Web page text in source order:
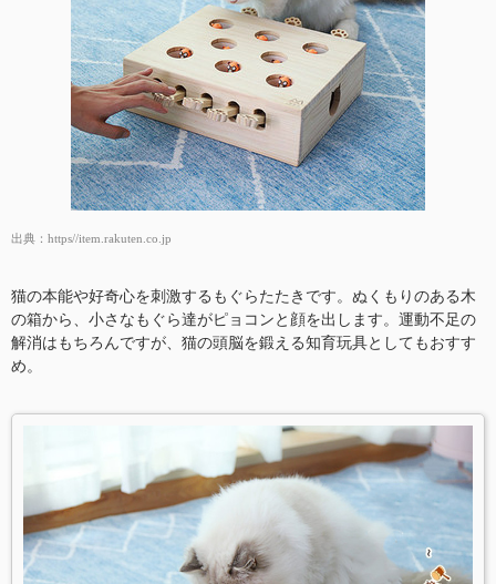
出典： https//item.rakuten.co.jp
猫の本能や好奇心を刺激するもぐらたたきです。ぬくもりのある木
の箱から、小さなもぐら達がピョコンと顔を出します。運動不足の
解消はもちろんですが、猫の頭脳を鍛える知育玩具としてもおすす
め。